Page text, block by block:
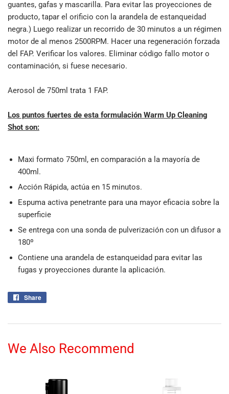
guantes, gafas y mascarilla. Para evitar las proyecciones de
producto, tapar el orificio con la arandela de estanqueidad
negra.) Luego realizar un recorrido de 30 minutos a un régimen
motor de al menos 2500RPM. Hacer una regeneración forzada
del FAP. Verificar los valores. Eliminar código fallo motor o
contaminación, si fuese necesario.
Aerosol de 750ml trata 1 FAP.
Los puntos fuertes de esta formulación Warm Up Cleaning
Shot son:
Maxi formato 750ml, en comparación a la mayoría de
400ml.
Acción Rápida, actúa en 15 minutos.
Espuma activa penetrante para una mayor eficacia sobre la
superficie
Se entrega con una sonda de pulverización con un difusor a
180º
Contiene una arandela de estanqueidad para evitar las
fugas y proyecciones durante la aplicación.
Share
We Also Recommend